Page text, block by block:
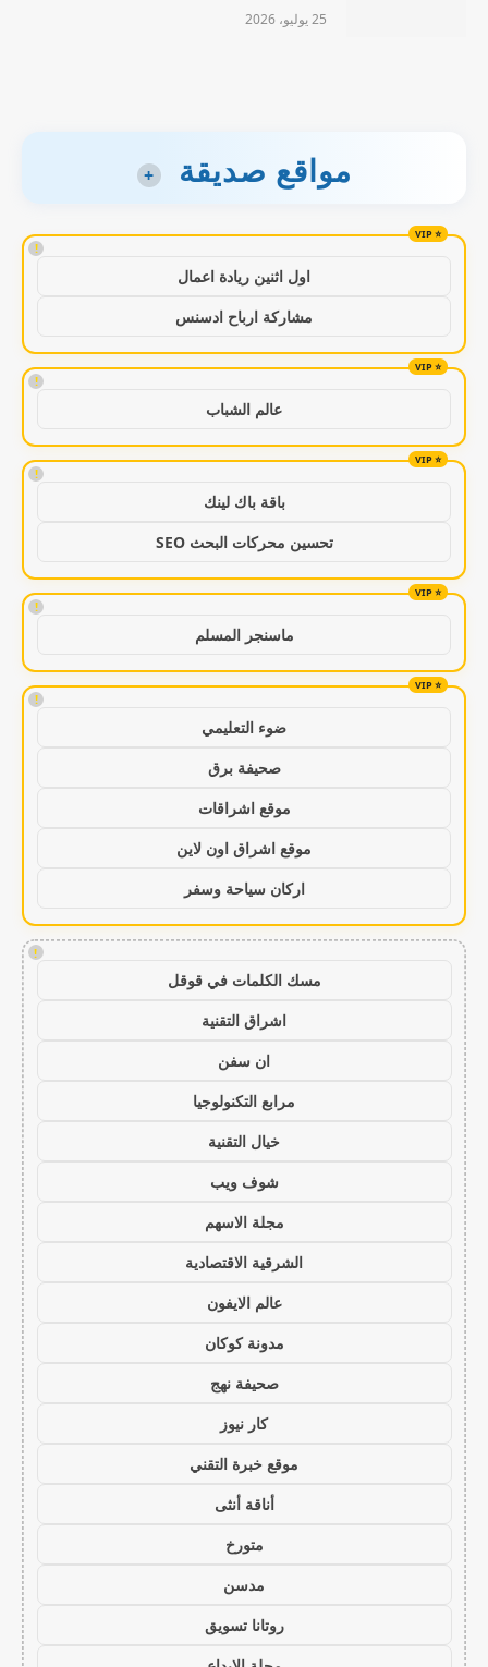
25 يوليو، 2026
مواقع صديقة +
!
اول اثنين ريادة اعمال
مشاركة ارباح ادسنس
!
عالم الشباب
!
باقة باك لينك
تحسين محركات البحث SEO
!
ماسنجر المسلم
!
ضوء التعليمي
صحيفة برق
موقع اشراقات
موقع اشراق اون لاين
اركان سياحة وسفر
!
مسك الكلمات في قوقل
اشراق التقنية
ان سفن
مرابع التكنولوجيا
خيال التقنية
شوف ويب
مجلة الاسهم
الشرقية الاقتصادية
عالم الايفون
مدونة كوكان
صحيفة نهج
كار نيوز
موقع خبرة التقني
أناقة أنثى
متورخ
مدسن
روتانا تسويق